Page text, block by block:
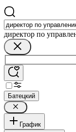
директор по
Батецкий
График